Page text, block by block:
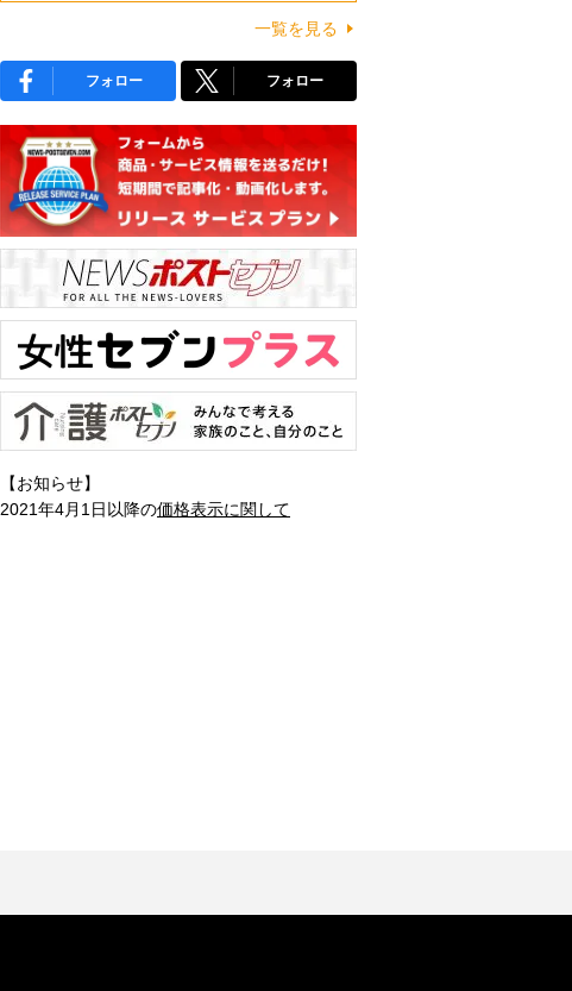
一覧を見る
フォロー フォロー
【お知らせ】
2021年4月1日以降の価格表示に関して